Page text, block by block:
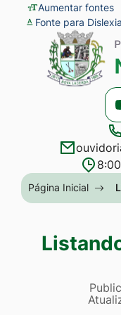
Seção
de
atalhos
acessibilidade
Ir
para
conteúdo
menu
[alt+2]
para
Aumentar fontes
Fonte para Dislexia
Seção
menu
Seção
do
principal
Página Inicial
Página